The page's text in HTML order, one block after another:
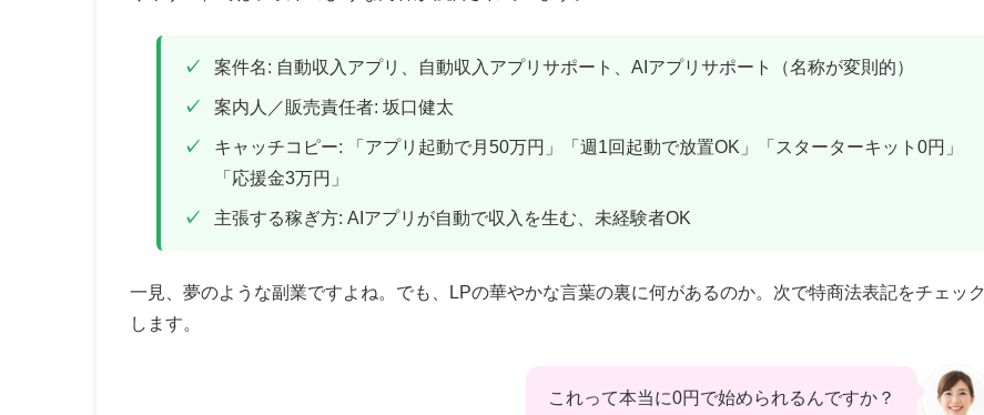
案件名: 自動収入アプリ、自動収入アプリサポート、AIアプリサポート（名称が変則的）
案内人／販売責任者: 坂口健太
キャッチコピー: 「アプリ起動で月50万円」「週1回起動で放置OK」「スターターキット0円」
「応援金3万円」
主張する稼ぎ方: AIアプリが自動で収入を生む、未経験者OK
一見、夢のような副業ですよね。でも、LPの華やかな言葉の裏に何があるのか。次で特商法表記をチェック
します。
これって本当に0円で始められるんですか？